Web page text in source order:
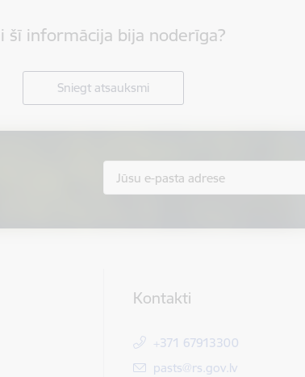
šī informācija bija noderīga?
Sniegt atsauksmi
Kontakti
+371 67913300
E-pasts:
pasts@rs.gov.lv